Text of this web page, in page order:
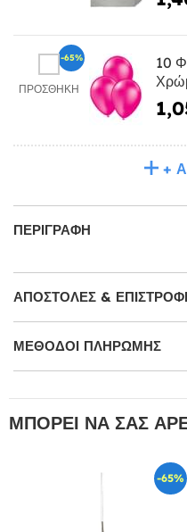
ΠΡΟΣΘΉΚΗ
10
-65%
+
ΠΕΡΙΓΡΑΦΉ
ΑΠΟΣΤΟΛΈΣ &
ΜΕΘΌΔΟΙ ΠΛΗΡΩΜΉΣ
ΜΠΟΡΕΊ ΝΑ ΣΑΣ
-65%